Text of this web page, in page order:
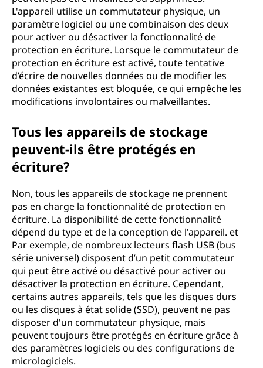
L'appareil utilise un commutateur physique, un
paramètre logiciel ou une combinaison des deux
pour activer ou désactiver la fonctionnalité de
protection en écriture. Lorsque le commutateur de
protection en écriture est activé, toute tentative
d’écrire de nouvelles données ou de modifier les
données existantes est bloquée, ce qui empêche les
modifications involontaires ou malveillantes.
Tous les appareils de stockage
peuvent-ils être protégés en
écriture?
Non, tous les appareils de stockage ne prennent
pas en charge la fonctionnalité de protection en
écriture. La disponibilité de cette fonctionnalité
dépend du type et de la conception de l'appareil. et
Par exemple, de nombreux lecteurs flash USB (bus
série universel) disposent d’un petit commutateur
qui peut être activé ou désactivé pour activer ou
désactiver la protection en écriture. Cependant,
certains autres appareils, tels que les disques durs
ou les disques à état solide (SSD), peuvent ne pas
disposer d'un commutateur physique, mais
peuvent toujours être protégés en écriture grâce à
des paramètres logiciels ou des configurations de
micrologiciels.